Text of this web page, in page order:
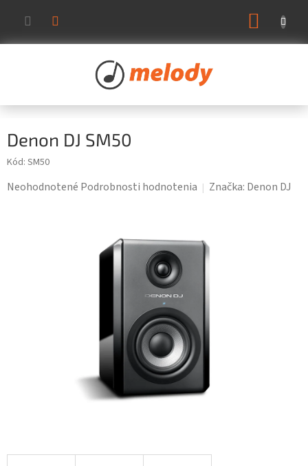
obsah
Denon DJ SM50
Kód: SM50
Priemerné
Neohodnotené Podrobnosti hodnotenia Značka: Denon DJ